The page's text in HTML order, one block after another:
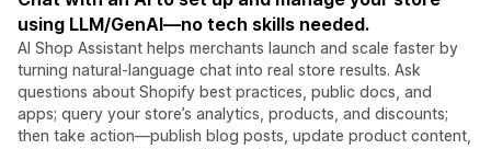
using LLM/GenAI—no tech skills needed.
AI Shop Assistant helps merchants launch and scale faster by
turning natural-language chat into real store results. Ask
questions about Shopify best practices, public docs, and
apps; query your store’s analytics, products, and discounts;
then take action—publish blog posts, update product content,